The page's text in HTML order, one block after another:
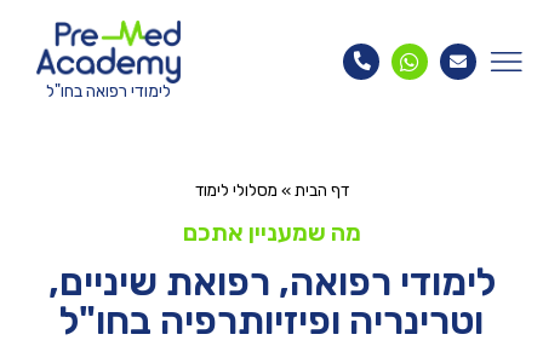
לימודי רפואה בחו"ל
דף הבית» מסלולי לימוד
מה שמעניין אתכם
לימודי רפואה, רפואת שיניים,
וטרינריה ופיזיותרפיה בחו"ל